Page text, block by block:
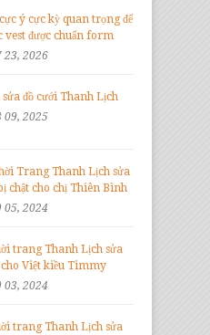
ý cực kỳ quan trọng để
vest được chuẩn form
23, 2026
sửa đồ cưới Thanh Lịch
09, 2025
Trang Thanh Lịch sửa
chật cho chị Thiên Bình
05, 2024
trang Thanh Lịch sửa
cho Việt kiều Timmy
03, 2024
trang Thanh Lịch sửa